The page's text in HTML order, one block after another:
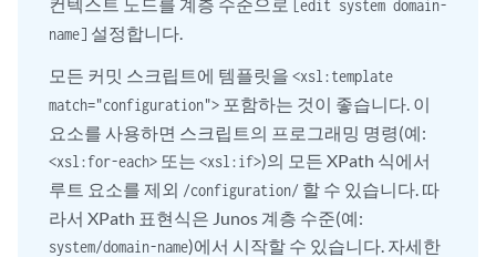
[edit system domain-
name] 설정합니다.
모든 커밋 스크립트에 템플릿을 <xsl:template
match="configuration"> 포함하는 것이 좋습니다. 이
요소를 사용하면 스크립트의 프로그래밍 명령(예:
<xsl:for-each> 또는 <xsl:if>)의 모든 XPath 식에서
루트 요소를 제외 /configuration/ 할 수 있습니다. 따
라서 XPath 표현식은 Junos 계층 수준(예:
system/domain-name)에서 시작할 수 있습니다. 자세한